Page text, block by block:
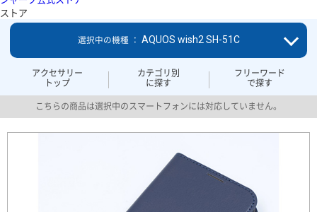
ストア
アクセサリー
トップ
カテゴリ別
に探す
フリーワード
で探す
選択中の機種 ： AQUOS wish2 SH-51C
こちらの商品は選択中のスマートフォンには対応していません。